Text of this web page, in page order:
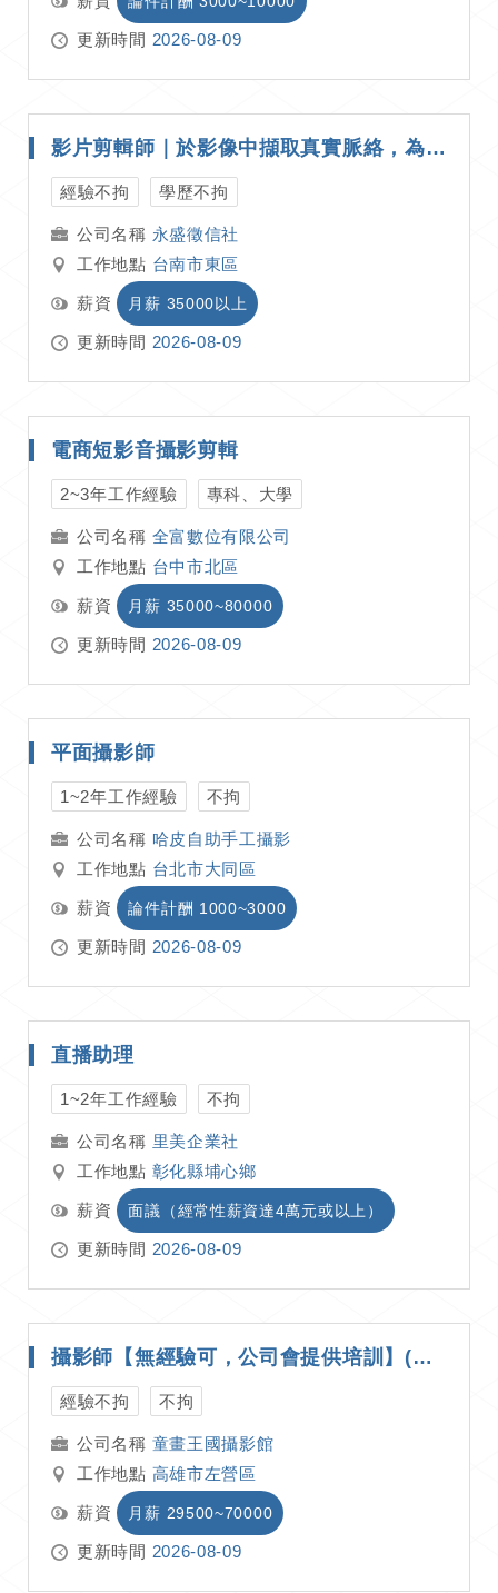
更新時間 2026-08-09
影片剪輯師｜於影像中擷取真實脈絡，為調查留下不可辯駁的證據印記
經驗不拘 學歷不拘
永盛徵信社
工作地點 台南市東區
薪資 月薪 35000以上
更新時間 2026-08-09
電商短影音攝影剪輯
2~3年工作經驗 專科、大學
全富數位有限公司
工作地點 台中市北區
薪資 月薪 35000~80000
更新時間 2026-08-09
平面攝影師
1~2年工作經驗 不拘
哈皮自助手工攝影
工作地點 台北市大同區
薪資 論件計酬 1000~3000
更新時間 2026-08-09
直播助理
1~2年工作經驗 不拘
里美企業社
工作地點 彰化縣埔心鄉
薪資 面議（經常性薪資達4萬元或以上）
更新時間 2026-08-09
攝影師【無經驗可，公司會提供培訓】(高雄店）
經驗不拘 不拘
童畫王國攝影館
工作地點 高雄市左營區
薪資 月薪 29500~70000
更新時間 2026-08-09